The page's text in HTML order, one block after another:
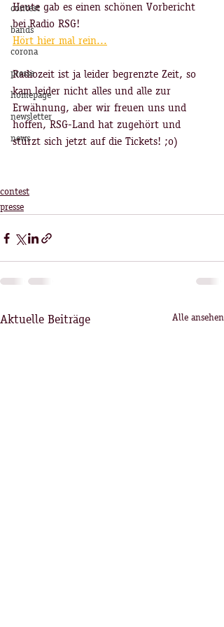
contest
bands
corona
presse
homepage
newsletter
news
Heute gab es einen schönen Vorbericht
bei Radio RSG!
Hört hier mal rein...
Radiozeit ist ja leider begrenzte Zeit, so
kam leider nicht alles und alle zur
Erwähnung, aber wir freuen uns und
hoffen, RSG-Land hat zugehört und
stürzt sich jetzt auf die Tickets! ;o)
contest
presse
Aktuelle Beiträge Alle ansehen